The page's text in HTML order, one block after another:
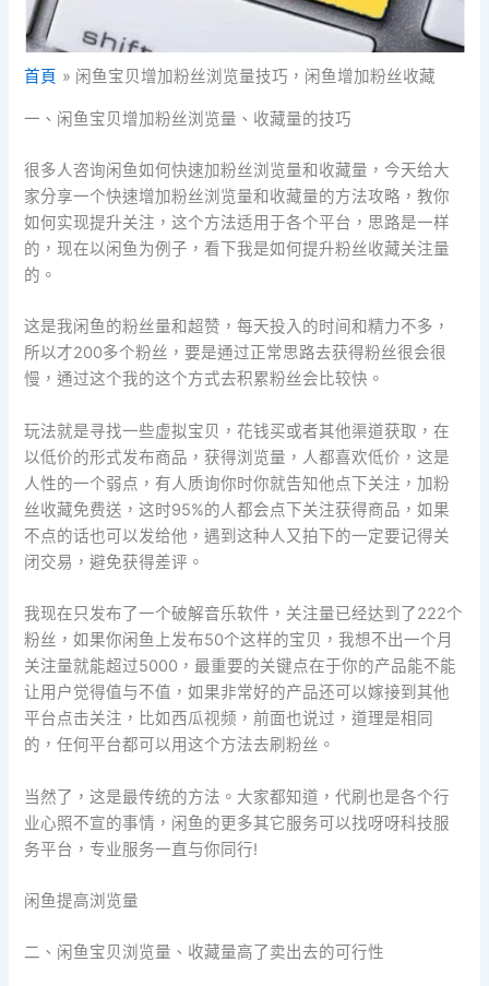
首頁 闲鱼宝贝增加粉丝浏览量技巧，闲鱼增加粉丝收藏
一、闲鱼宝贝增加粉丝浏览量、收藏量的技巧
很多人咨询闲鱼如何快速加粉丝浏览量和收藏量，今天给大
家分享一个快速增加粉丝浏览量和收藏量的方法攻略，教你
如何实现提升关注，这个方法适用于各个平台，思路是一样
的，现在以闲鱼为例子，看下我是如何提升粉丝收藏关注量
的。
这是我闲鱼的粉丝量和超赞，每天投入的时间和精力不多，
所以才200多个粉丝，要是通过正常思路去获得粉丝很会很
慢，通过这个我的这个方式去积累粉丝会比较快。
玩法就是寻找一些虚拟宝贝，花钱买或者其他渠道获取，在
以低价的形式发布商品，获得浏览量，人都喜欢低价，这是
人性的一个弱点，有人质询你时你就告知他点下关注，加粉
丝收藏免费送，这时95%的人都会点下关注获得商品，如果
不点的话也可以发给他，遇到这种人又拍下的一定要记得关
闭交易，避免获得差评。
我现在只发布了一个破解音乐软件，关注量已经达到了222个
粉丝，如果你闲鱼上发布50个这样的宝贝，我想不出一个月
关注量就能超过5000，最重要的关键点在于你的产品能不能
让用户觉得值与不值，如果非常好的产品还可以嫁接到其他
平台点击关注，比如西瓜视频，前面也说过，道理是相同
的，任何平台都可以用这个方法去刷粉丝。
当然了，这是最传统的方法。大家都知道，代刷也是各个行
业心照不宣的事情，闲鱼的更多其它服务可以找呀呀科技服
务平台，专业服务一直与你同行!
闲鱼提高浏览量
二、闲鱼宝贝浏览量、收藏量高了卖出去的可行性